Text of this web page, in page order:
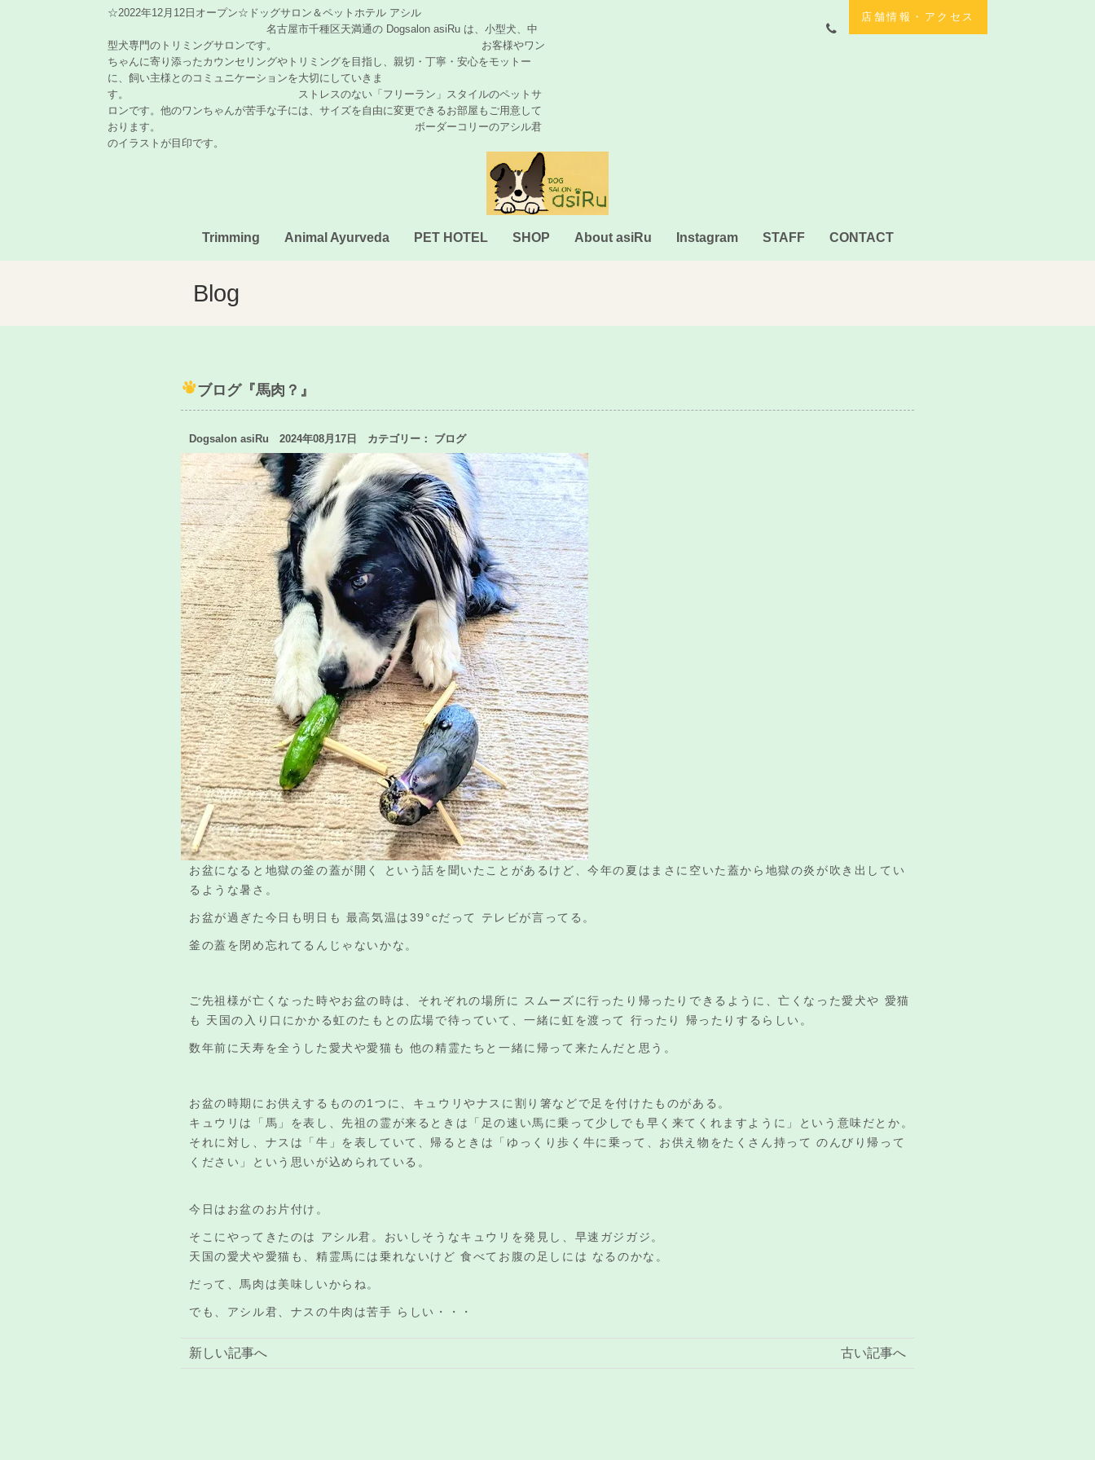
☆2022年12月12日オープン☆ドッグサロン＆ペットホテル アシル
名古屋市千種区天満通の Dogsalon asiRu は、小型犬、中
型犬専門のトリミングサロンです。 お客様やワン
ちゃんに寄り添ったカウンセリングやトリミングを目指し、親切・丁寧・安心をモットー
に、飼い主様とのコミュニケーションを大切にしていきま
す。 ストレスのない「フリーラン」スタイルのペットサ
ロンです。他のワンちゃんが苦手な子には、サイズを自由に変更できるお部屋もご用意して
おります。 ボーダーコリーのアシル君
のイラストが目印です。
店舗情報・アクセス
Trimming Animal Ayurveda PET HOTEL SHOP About asiRu Instagram STAFF CONTACT
Blog
ブログ『馬肉？』
Dogsalon asiRu 2024年08月17日 カテゴリー： ブログ
お盆になると地獄の釜の蓋が開く という話を聞いたことがあるけど、今年の夏はまさに空いた蓋から地獄の炎が吹き出してい
るような暑さ。
お盆が過ぎた今日も明日も 最高気温は39°cだって テレビが言ってる。
釜の蓋を閉め忘れてるんじゃないかな。
ご先祖様が亡くなった時やお盆の時は、それぞれの場所に スムーズに行ったり帰ったりできるように、亡くなった愛犬や 愛猫
も 天国の入り口にかかる虹のたもとの広場で待っていて、一緒に虹を渡って 行ったり 帰ったりするらしい。
数年前に天寿を全うした愛犬や愛猫も 他の精霊たちと一緒に帰って来たんだと思う。
お盆の時期にお供えするものの1つに、キュウリやナスに割り箸などで足を付けたものがある。
キュウリは「馬」を表し、先祖の霊が来るときは「足の速い馬に乗って少しでも早く来てくれますように」という意味だとか。
それに対し、ナスは「牛」を表していて、帰るときは「ゆっくり歩く牛に乗って、お供え物をたくさん持って のんびり帰って
ください」という思いが込められている。
今日はお盆のお片付け。
そこにやってきたのは アシル君。おいしそうなキュウリを発見し、早速ガジガジ。
天国の愛犬や愛猫も、精霊馬には乗れないけど 食べてお腹の足しには なるのかな。
だって、馬肉は美味しいからね。
でも、アシル君、ナスの牛肉は苦手 らしい・・・
古い記事へ
新しい記事へ